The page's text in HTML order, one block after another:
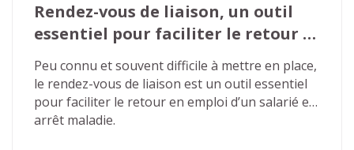
Rendez-vous de liaison, un outil
essentiel pour faciliter le retour
en emploi
Peu connu et souvent difficile à mettre en place,
le rendez-vous de liaison est un outil essentiel
pour faciliter le retour en emploi d’un salarié en
arrêt maladie.